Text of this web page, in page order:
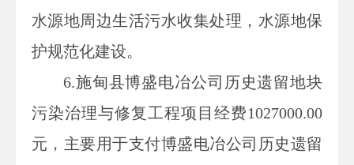
水源地周边生活污水收集处理，水源地保
护规范化建设。
6.施甸县博盛电冶公司历史遗留地块
污染治理与修复工程项目经费1027000.00
元，主要用于支付博盛电冶公司历史遗留